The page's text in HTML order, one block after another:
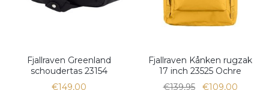
Fjallraven Greenland
schoudertas 23154
€149,00
Fjallraven Kånken rugzak
17 inch 23525 Ochre
€139,95
€109,00